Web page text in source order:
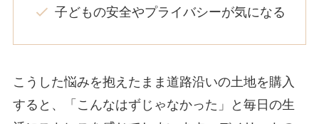
子どもの安全やプライバシーが気になる
こうした悩みを抱えたまま道路沿いの土地を購入
すると、「こんなはずじゃなかった」と毎日の生